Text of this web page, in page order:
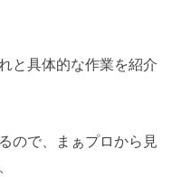
と具体的な作業を紹介
ので、まぁプロから見